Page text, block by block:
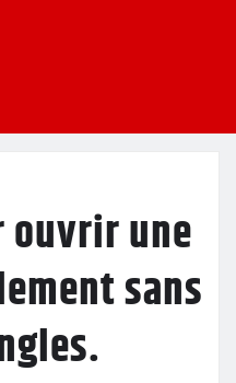
ouvrir une
sans